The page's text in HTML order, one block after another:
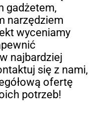
gadżetem,
narzędziem
wyceniamy
najbardziej
się z nami,
ofertę
potrzeb!